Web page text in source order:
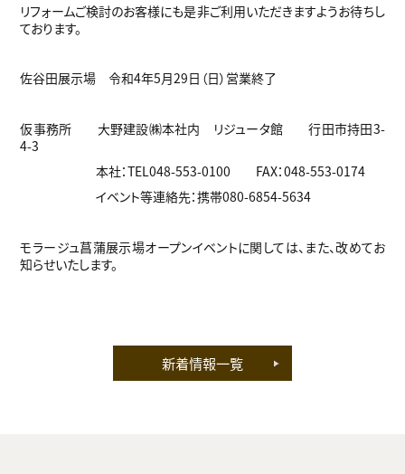
リフォームご検討のお客様にも是非ご利用いただきますようお待ちし
ております。
佐谷田展示場 令和4年5月29日（日）営業終了
仮事務所 大野建設㈱本社内 リジュータ館 行田市持田3-
4-3
本社：TEL048-553-0100 FAX：048-553-0174
イベント等連絡先：携帯080-6854-5634
モラージュ菖蒲展示場オープンイベントに関しては、また、改めてお
知らせいたします。
新着情報一覧